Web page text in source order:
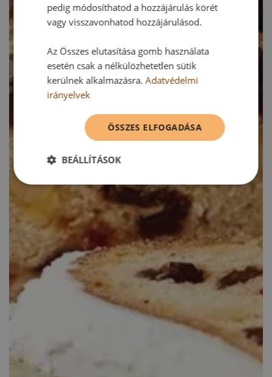
pedig módosíthatod a hozzájárulás körét
vagy visszavonhatod hozzájárulásod.
Az Összes elutasítása gomb használata
esetén csak a nélkülözhetetlen sütik
kerülnek alkalmazásra.Adatvédelmi
irányelvek
ÖSSZES ELFOGADÁSA
BEÁLLÍTÁSOK